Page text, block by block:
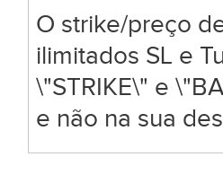
O strike/preço
ilimitados SL e
\"STRIKE\" e
e não na sua